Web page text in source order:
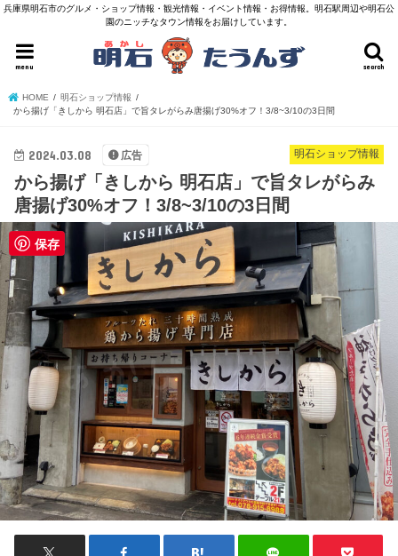
兵庫県明石市のグルメ・ショップ情報・観光情報・イベント情報・お得情報。明石駅周辺や明石公
園のニッチなタウン情報をお届けしています。
search
menu
HOME
明石ショップ情報
から揚げ「きしから 明石店」で旨タレがらみ唐揚げ30%オフ！3/8~3/10の3日間
明石ショップ情報
2024.03.08 広告
から揚げ「きしから 明石店」で旨タレがらみ
唐揚げ30%オフ！3/8~3/10の3日間
保存